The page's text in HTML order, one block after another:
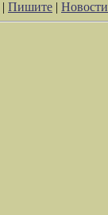
| Пишите | Новости